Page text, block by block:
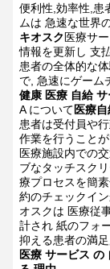
便利性,効率性,患
ムは 急速な世界
キオスク 医療サ
情報を更新し 支
患者の全体的な
で, 急速にゲーム
健康 医療 自給
A について医療
患者は受付員や
作業を行うこと
医療施設内での
ブなタッチスク
療プロセスを簡
約のチェックイ
オスクは 医療従
計され 紙のフォ
抑える患者の満
医療 サービス の